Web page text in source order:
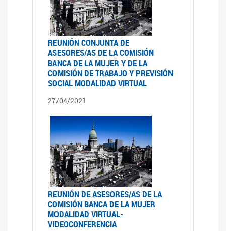
REUNIÓN CONJUNTA DE
ASESORES/AS DE LA COMISIÓN
BANCA DE LA MUJER Y DE LA
COMISIÓN DE TRABAJO Y PREVISIÓN
SOCIAL MODALIDAD VIRTUAL
27/04/2021
REUNIÓN DE ASESORES/AS DE LA
COMISIÓN BANCA DE LA MUJER
MODALIDAD VIRTUAL-
VIDEOCONFERENCIA